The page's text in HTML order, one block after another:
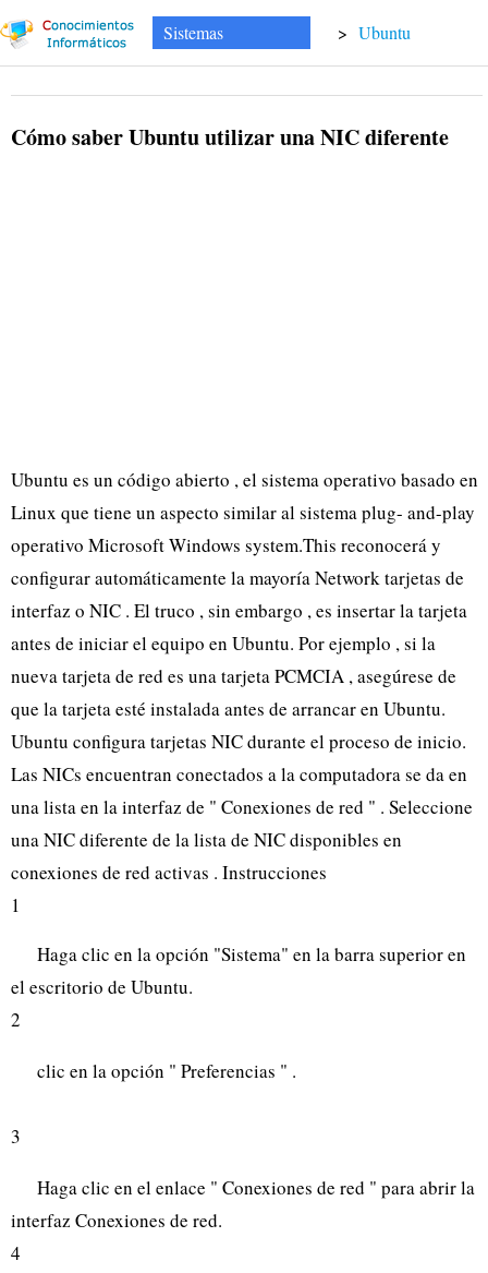
Sistemas > Ubuntu
Cómo saber Ubuntu utilizar una NIC diferente
Ubuntu es un código abierto , el sistema operativo basado en
Linux que tiene un aspecto similar al sistema plug- and-play
operativo Microsoft Windows system.This reconocerá y
configurar automáticamente la mayoría Network tarjetas de
interfaz o NIC . El truco , sin embargo , es insertar la tarjeta
antes de iniciar el equipo en Ubuntu. Por ejemplo , si la
nueva tarjeta de red es una tarjeta PCMCIA , asegúrese de
que la tarjeta esté instalada antes de arrancar en Ubuntu.
Ubuntu configura tarjetas NIC durante el proceso de inicio.
Las NICs encuentran conectados a la computadora se da en
una lista en la interfaz de " Conexiones de red " . Seleccione
una NIC diferente de la lista de NIC disponibles en
conexiones de red activas . Instrucciones
1
Haga clic en la opción "Sistema" en la barra superior en
el escritorio de Ubuntu.
2
clic en la opción " Preferencias " .
3
Haga clic en el enlace " Conexiones de red " para abrir la
interfaz Conexiones de red.
4